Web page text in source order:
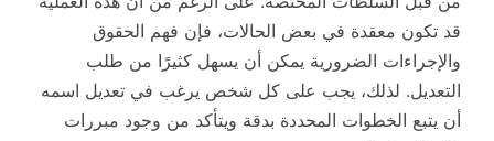
قد تكون معقدة في بعض الحالات، فإن فهم الحقوق
والإجراءات الضرورية يمكن أن يسهل كثيرًا من طلب
التعديل. لذلك، يجب على كل شخص يرغب في تعديل اسمه
أن يتبع الخطوات المحددة بدقة ويتأكد من وجود مبررات